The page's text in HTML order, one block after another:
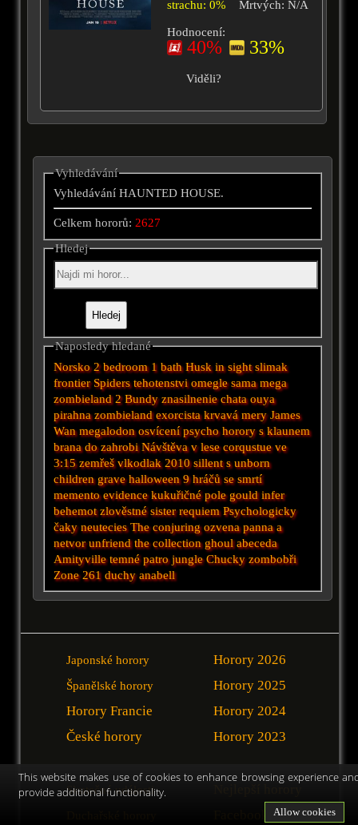
strachu: 0%
Mrtvých: N/A
Hodnocení:
40% 33%
Viděli?
Vyhledávání
Vyhledávání HAUNTED HOUSE.
Celkem hororů:2627
Hledej
Naposledy hledané
Norsko 2 bedroom 1 bath Husk in sight slimak
frontier Spiders tehotenstvi omegle sama mega
zombieland 2 Bundy znasilnenie chata ouya
pirahna zombieland exorcista krvavá mery James
Wan megalodon osvícení psycho horory s klaunem
brana do zahrobi Návštěva v lese corqustue ve
3:15 zemřeš vlkodlak 2010 sillent s unborn
children grave halloween 9 hráčů se smrtí
memento evidence kukuřičné pole gould infer
behemot zlověstné sister requiem Psychologicky
čaky neutecies The conjuring ozvena panna a
netvor unfriend the collection ghoul abeceda
Amityville temné patro jungle Chucky zombobři
Zone 261 duchy anabell
Japonské horory
Španělské horory
Horory Francie
České horory
Horory 2026
Horory 2025
Horory 2024
Horory 2023
Skutečné události
This website makes use of cookies to enhance browsing experience
provide additional functionality.
Allow cookies